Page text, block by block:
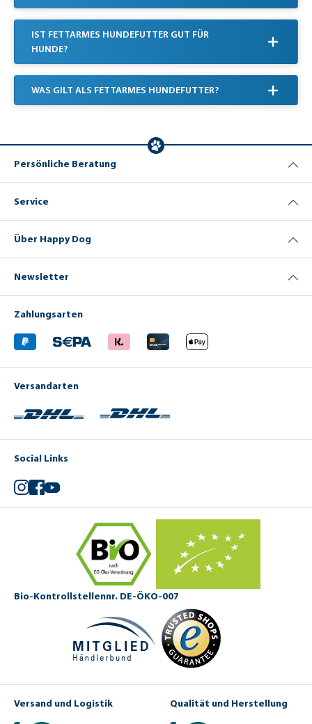
IST FETTARMES HUNDEFUTTER GUT FÜR
HUNDE?
WAS GILT ALS FETTARMES HUNDEFUTTER?
Persönliche Beratung
Service
Über Happy Dog
Newsletter
Zahlungsarten
Versandarten
Social Links
Instagram
Facebook
YouTube
Bio-Kontrollstellennr. DE-ÖKO-007
Versand und Logistik Qualität und Herstellung